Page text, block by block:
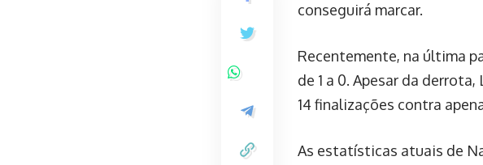
conseguirá marcar.
Recentemente, na última
de 1 a 0. Apesar da
14 finalizações contra
As estatísticas atuais de